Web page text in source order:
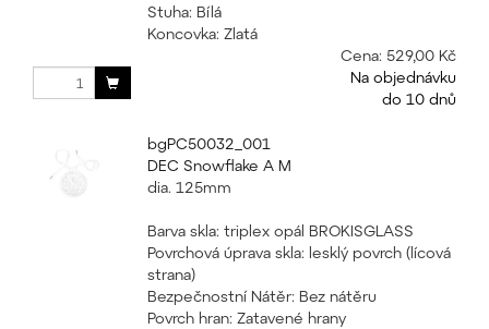
Stuha: Bílá
Koncovka: Zlatá
Cena: 529,00 Kč
Na objednávku
do 10 dnů
bgPC50032_001
DEC Snowflake A M
dia. 125mm
Barva skla: triplex opál BROKISGLASS
Povrchová úprava skla: lesklý povrch (lícová
strana)
Bezpečnostní Nátěr: Bez nátěru
Povrch hran: Zatavené hrany